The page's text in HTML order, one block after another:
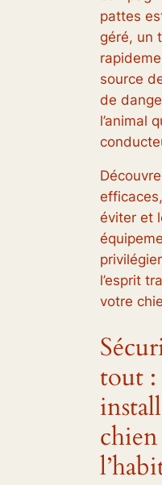
pattes
géré, un
source
de
l’animal
éviter et
l’esprit
votre
tout